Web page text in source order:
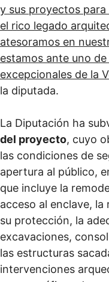
y sus proyectos
el rico legado
atesoramos en
estamos ante uno
excepcionales de la
la diputada.
La Diputación ha
del proyecto, cuyo
las condiciones de
apertura al público,
que incluye la
acceso al enclave,
su protección, la
excavaciones,
las estructuras
intervenciones